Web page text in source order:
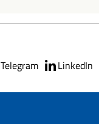
Telegram LinkedIn